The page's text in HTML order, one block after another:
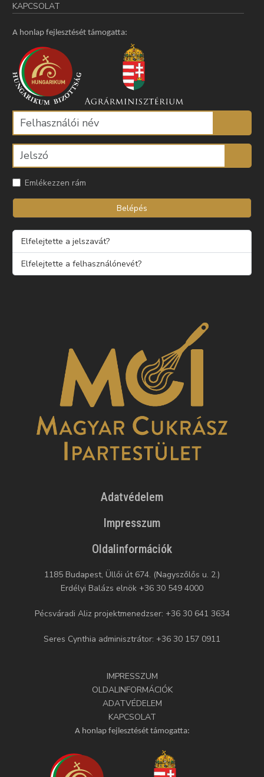
KAPCSOLAT
A honlap fejlesztését támogatta:
Emlékezzen rám
Belépés
Elfelejtette a jelszavát?
Elfelejtette a felhasználónevét?
Adatvédelem
Impresszum
Oldalinformációk
1185 Budapest, Üllői út 674. (Nagyszőlős u. 2.)
Erdélyi Balázs elnök +36 30 549 4000
Pécsváradi Aliz projektmenedzser: +36 30 641 3634
Seres Cynthia adminisztrátor: +36 30 157 0911
IMPRESSZUM
OLDALINFORMÁCIÓK
ADATVÉDELEM
KAPCSOLAT
A honlap fejlesztését támogatta: